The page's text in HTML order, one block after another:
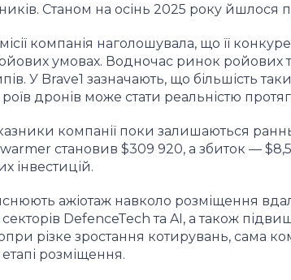
Станом на осінь 2025 року йшлося
компанія наголошувала, що її
умовах. Водночас ринок ройових
У Brave1 зазначають, що більшість
роїв дронів може стати реальністю
компанії поки залишаються
становив $309 920, а збиток —
інвестицій.
ажіотаж навколо розміщення
секторів DefenceTech та AI, а також
різке зростання котирувань, сама
розміщення.